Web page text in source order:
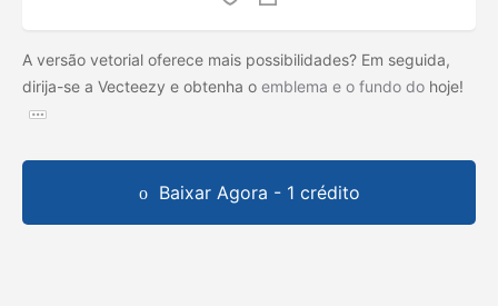
A versão vetorial oferece mais possibilidades? Em seguida,
dirija-se a Vecteezy e obtenha o emblema e o fundo do hoje!
Baixar Agora - 1 crédito